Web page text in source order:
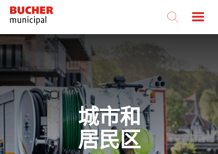
Bucher
Municipal
城市和
居民区